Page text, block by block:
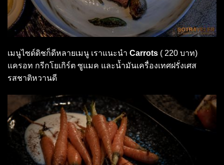
เมนูไซด์ดิชก็ดีหลายเมนู เราแนะนำ Carrots ( 220 บาท)
แครอท กรีกโยเกิร์ต ซูแมค และน้ำมันเครื่องเทศฝรั่งเศส
รสชาติหวานดี